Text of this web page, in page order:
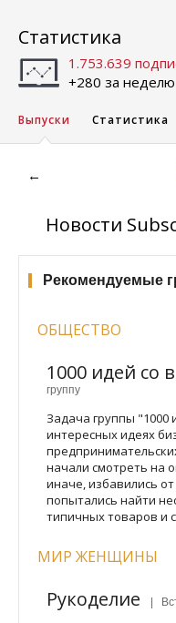
Статистика
1.753.639
+280 за неделю
Выпуски Статистика
←
Новости
Рекомендуемые
ОБЩЕСТВО
1000 идей со
группу
Задача группы "1000
интересных идеях
начали смотреть на
иначе, избавились
попытались найти
типичных товаров и
МИР ЖЕНЩИНЫ
Рукоделие |